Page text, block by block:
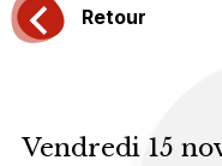
Retour
Vendredi 15